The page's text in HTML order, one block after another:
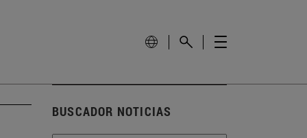
BUSCADOR NOTICIAS